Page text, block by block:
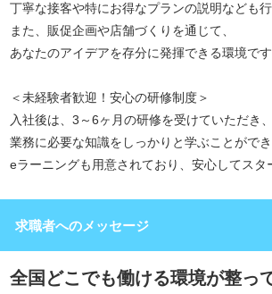
丁寧な接客や特にお得なプランの説明なども行
また、販促企画や店舗づくりを通じて、
あなたのアイデアを存分に発揮できる環境です
＜未経験者歓迎！安心の研修制度＞
入社後は、3～6ヶ月の研修を受けていただき、
業務に必要な知識をしっかりと学ぶことができ
eラーニングも用意されており、安心してスタ
求職者へのメッセージ
全国どこでも働ける環境が整っ